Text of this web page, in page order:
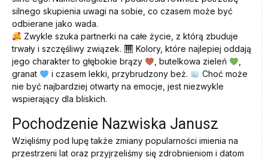
silnego skupienia uwagi na sobie, co czasem może być
odbierane jako wada.
Zwykle szuka partnerki na całe życie, z którą zbuduje
trwały i szczęśliwy związek.
Kolory, które najlepiej oddają
jego charakter to głębokie brązy
, butelkowa zieleń
granat
i czasem lekki, przybrudzony beż.
Choć może
nie być najbardziej otwarty na emocje, jest niezwykle
wspierający dla bliskich.
Pochodzenie Nazwiska Janusz
Wzięliśmy pod lupę także zmiany popularności imienia na
przestrzeni lat oraz przyjrzeliśmy się zdrobnieniom i datom